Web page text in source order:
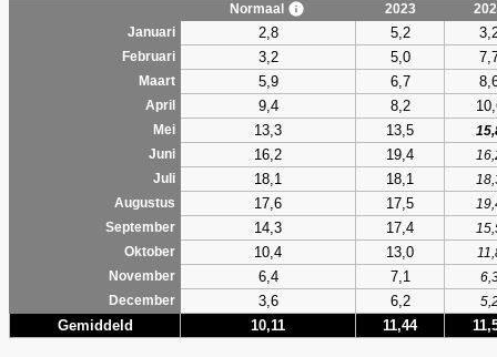
Normaal 2023
Januari
2,8 5,2
Februari 3,2 5,0
Maart 5,9 6,7
April 9,4 8,2
Mei 13,3 13,5
Juni
16,2 19,4
Juli
18,1 18,1
Augustus
17,6 17,5
September
14,3 17,4
Oktober
10,4 13,0
November
6,4 7,1
December
3,6 6,2
Gemiddeld 10,11 11,44